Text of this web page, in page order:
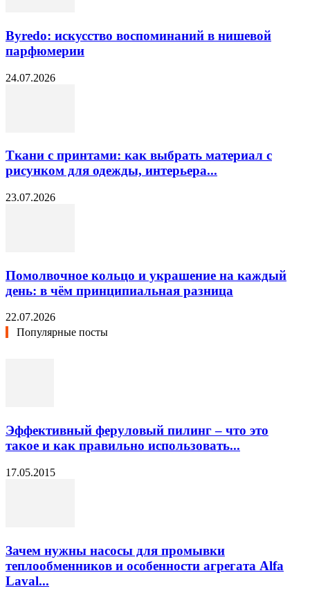
Byredo: искусство воспоминаний в нишевой
парфюмерии
24.07.2026
Ткани с принтами: как выбрать материал с
рисунком для одежды, интерьера...
23.07.2026
Помолвочное кольцо и украшение на каждый
день: в чём принципиальная разница
22.07.2026
Популярные посты
Эффективный феруловый пилинг – что это
такое и как правильно использовать...
17.05.2015
Зачем нужны насосы для промывки
теплообменников и особенности агрегата Alfa
Laval...